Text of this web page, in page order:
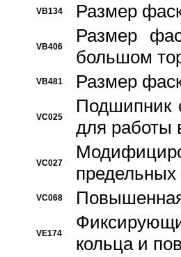
VB134 Размер
VB406
Размер
большом
VB481 Размер
VC025
Подшипник
для работы
VC027
предельных
VC068
VE174
кольца и